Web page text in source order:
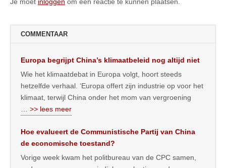
Je moet inloggen om een reactie te kunnen plaatsen.
COMMENTAAR
Europa begrijpt China’s klimaatbeleid nog altijd niet
Wie het klimaatdebat in Europa volgt, hoort steeds
hetzelfde verhaal. ‘Europa offert zijn industrie op voor het
klimaat, terwijl China onder het mom van vergroening
… >> lees meer
Hoe evalueert de Communistische Partij van China
de economische toestand?
Vorige week kwam het politbureau van de CPC samen,